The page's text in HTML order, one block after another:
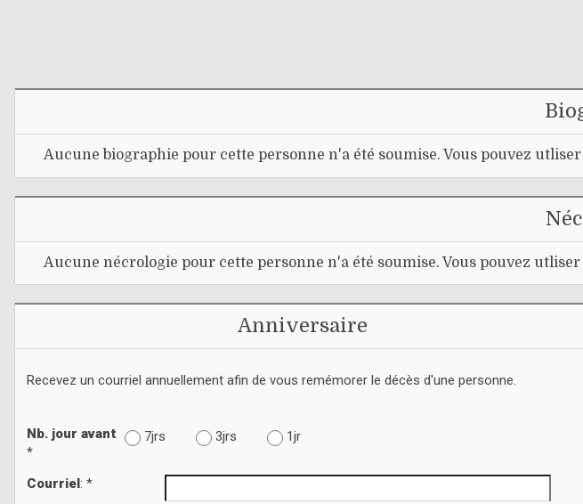
Aucune biographie pour cette personne n'a été soumise. Vous pouvez
Aucune nécrologie pour cette personne n'a été soumise. Vous pouvez
Anniversaire
Recevez un courriel annuellement afin de vous remémorer le décès d'une personne.
Nb. jour avant
*
7jrs 3jrs 1jr
Courriel: *